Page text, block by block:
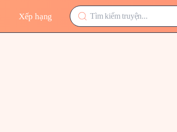
Xếp hạng